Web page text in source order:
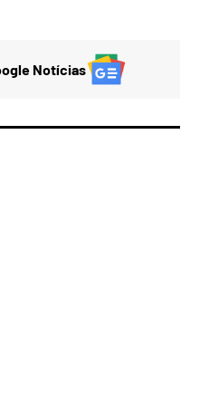
Notícias